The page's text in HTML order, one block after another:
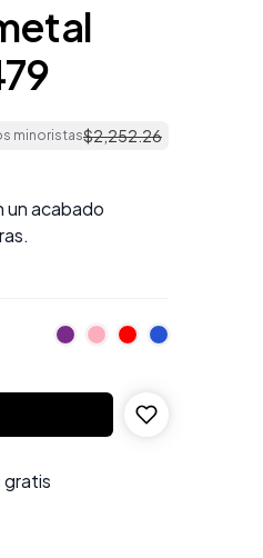
minoristas$2,252.26
un acabado
gratis